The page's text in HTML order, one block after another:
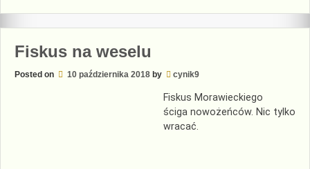
wśród
Fiskus na weselu
Posted on 10 października 2018 by cynik9
Fiskus Morawieckiego
ściga nowożeńców. Nic tylko
wracać.